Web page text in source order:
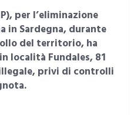
per l’eliminazione
in Sardegna, durante
del territorio, ha
località Fundales, 81
privi di controlli